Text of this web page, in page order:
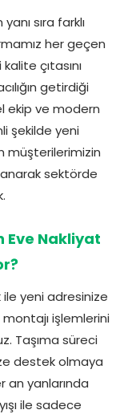
sıra farklı
her geçen
çıtasını
getirdiği
ekip ve modern
şekilde yeni
müşterilerimizin
sektörde
Eve Nakliyat
ile yeni adresinize
montajı işlemlerini
Taşıma süreci
destek olmaya
an yanlarında
ile sadece